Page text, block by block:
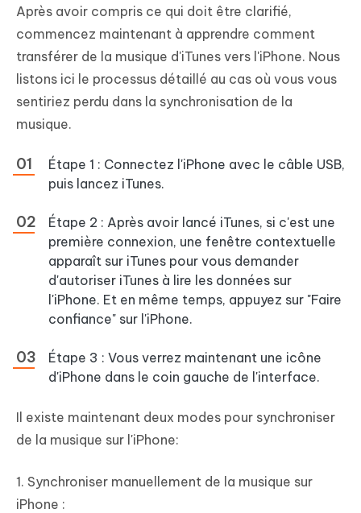
Après avoir compris ce qui doit être clarifié,
commencez maintenant à apprendre comment
transférer de la musique d'iTunes vers l'iPhone. Nous
listons ici le processus détaillé au cas où vous vous
sentiriez perdu dans la synchronisation de la
musique.
Étape 1 : Connectez l'iPhone avec le câble USB,
puis lancez iTunes.
Étape 2 : Après avoir lancé iTunes, si c'est une
première connexion, une fenêtre contextuelle
apparaît sur iTunes pour vous demander
d'autoriser iTunes à lire les données sur
l'iPhone. Et en même temps, appuyez sur "Faire
confiance" sur l'iPhone.
Étape 3 : Vous verrez maintenant une icône
d'iPhone dans le coin gauche de l'interface.
Il existe maintenant deux modes pour synchroniser
de la musique sur l'iPhone:
1. Synchroniser manuellement de la musique sur
iPhone :